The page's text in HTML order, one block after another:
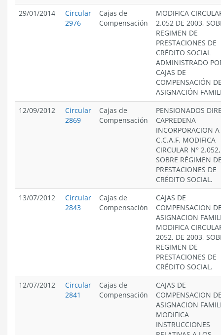
29/01/2014
Circular
2976
Cajas de
Compensación
MODIFICA
2.052 DE 2003,
REGIMEN DE
PRESTACIONES DE
CRÉDITO SOCIAL
ADMINISTRADO
CAJAS DE
COMPENSACIÓN
ASIGNACIÓN
12/09/2012
Circular
2869
Cajas de
Compensación
PENSIONADOS
CAPREDENA
INCORPORACION A
C.C.A.F. MODIFICA
CIRCULAR N° 2.052,
SOBRE RÉGIMEN
PRESTACIONES DE
CRÉDITO SOCIAL.
13/07/2012
Circular
2843
Cajas de
Compensación
CAJAS DE
COMPENSACION
ASIGNACION
MODIFICA
2052, DE 2003,
REGIMEN DE
PRESTACIONES DE
CRÉDITO SOCIAL.
12/07/2012
Circular
2841
Cajas de
Compensación
CAJAS DE
COMPENSACION
ASIGNACION
MODIFICA
INSTRUCCIONES